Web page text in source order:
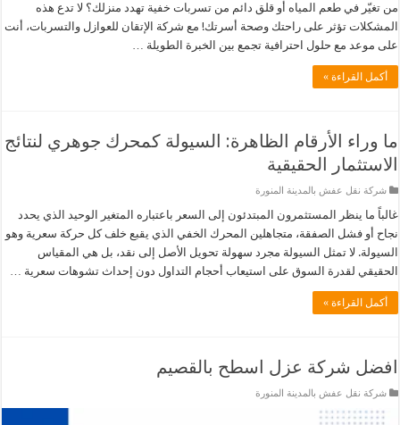
من تغيّر في طعم المياه أو قلق دائم من تسربات خفية تهدد منزلك؟ لا تدع هذه
المشكلات تؤثر على راحتك وصحة أسرتك! مع شركة الإتقان للعوازل والتسربات، أنت
على موعد مع حلول احترافية تجمع بين الخبرة الطويلة …
أكمل القراءة »
ما وراء الأرقام الظاهرة: السيولة كمحرك جوهري لنتائج
الاستثمار الحقيقية
شركة نقل عفش بالمدينة المنورة
غالباً ما ينظر المستثمرون المبتدئون إلى السعر باعتباره المتغير الوحيد الذي يحدد
نجاح أو فشل الصفقة، متجاهلين المحرك الخفي الذي يقبع خلف كل حركة سعرية وهو
السيولة. لا تمثل السيولة مجرد سهولة تحويل الأصل إلى نقد، بل هي المقياس
الحقيقي لقدرة السوق على استيعاب أحجام التداول دون إحداث تشوهات سعرية …
أكمل القراءة »
افضل شركة عزل اسطح بالقصيم
شركة نقل عفش بالمدينة المنورة